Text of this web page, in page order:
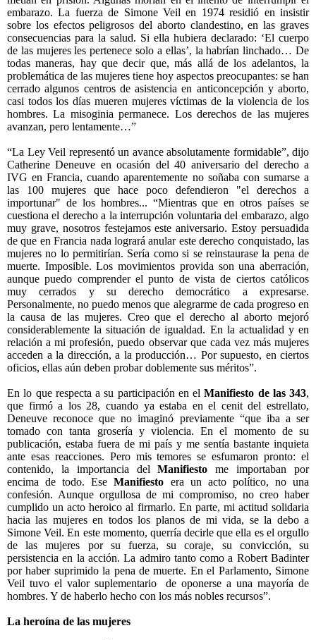
embarazo. La fuerza de Simone Veil en 1974 residió en insistir
sobre los efectos peligrosos del aborto clandestino, en las graves
consecuencias para la salud. Si ella hubiera declarado: ‘El cuerpo
de las mujeres les pertenece solo a ellas’, la habrían linchado… De
todas maneras, hay que decir que, más allá de los adelantos, la
problemática de las mujeres tiene hoy aspectos preocupantes: se han
cerrado algunos centros de asistencia en anticoncepción y aborto,
casi todos los días mueren mujeres víctimas de la violencia de los
hombres. La misoginia permanece. Los derechos de las mujeres
avanzan, pero lentamente…”
“La Ley Veil representó un avance absolutamente formidable”, dijo
Catherine Deneuve en ocasión del 40 aniversario del derecho a
IVG en Francia, cuando aparentemente no soñaba con sumarse a
las 100 mujeres que hace poco defendieron "el derechos a
importunar" de los hombres... “Mientras que en otros países se
cuestiona el derecho a la interrupción voluntaria del embarazo, algo
muy grave, nosotros festejamos este aniversario. Estoy persuadida
de que en Francia nada logrará anular este derecho conquistado, las
mujeres no lo permitirían. Sería como si se reinstaurase la pena de
muerte. Imposible. Los movimientos provida son una aberración,
aunque puedo comprender el punto de vista de ciertos católicos
muy cerrados y su derecho democrático a expresarse.
Personalmente, no puedo menos que alegrarme de cada progreso en
la causa de las mujeres. Creo que el derecho al aborto mejoró
considerablemente la situación de igualdad. En la actualidad y en
relación a mi profesión, puedo observar que cada vez más mujeres
acceden a la dirección, a la producción… Por supuesto, en ciertos
oficios, ellas aún deben probar doblemente sus méritos”.
En lo que respecta a su participación en elManifiesto de las 343,
que firmó a los 28, cuando ya estaba en el cenit del estrellato,
Deneuve reconoce que no imaginó previamente “que iba a ser
tomado con tanta grosería y violencia. En el momento de su
publicación, estaba fuera de mi país y me sentía bastante inquieta
ante esas reacciones. Pero mis temores se esfumaron pronto: el
contenido, la importancia delManifiesto me importaban por
encima de todo. Ese Manifiesto era un acto político, no una
confesión. Aunque orgullosa de mi compromiso, no creo haber
cumplido un acto heroico al firmarlo. En parte, mi actitud solidaria
hacia las mujeres en todos los planos de mi vida, se la debo a
Simone Veil. En este momento, querría decirle que ella es el orgullo
de las mujeres por su fuerza, su coraje, su convicción, su
persistencia en la acción. La admiro tanto como a Robert Badinter
por haber suprimido la pena de muerte. En el Parlamento, Simone
Veil tuvo el valor suplementario de oponerse a una mayoría de
hombres. Y de haberlo hecho con los más nobles recursos”.
La heroína de las mujeres